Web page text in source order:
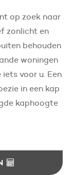
op zoek naar
zonlicht en
behouden
woningen
voor u. Een
in een kap
kaphoogte